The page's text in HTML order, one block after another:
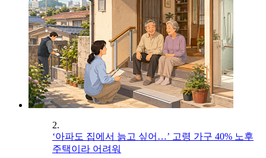
2.
‘아파도 집에서 늙고 싶어…’ 고령 가구 40% 노후
주택이라 어려워